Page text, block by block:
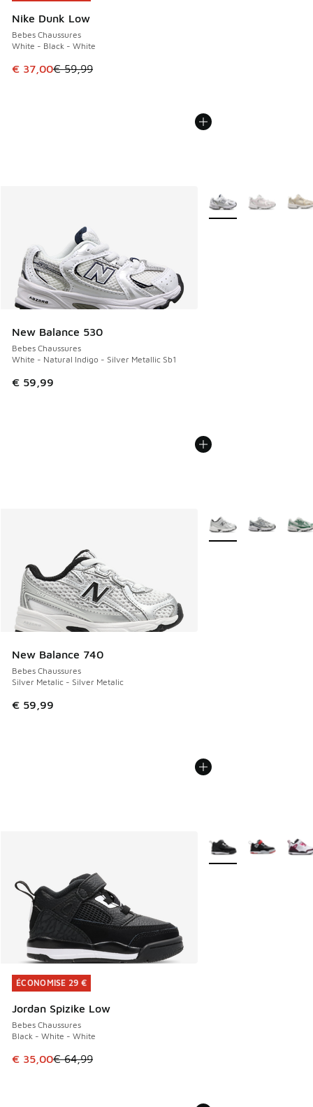
Nike Dunk Low
Bebes Chaussures
White - Black - White
Cet article est en promotion. Prix en baisse de € 59,99 à
€ 37,00€ 59,99
New Balance 530
Bebes Chaussures
White - Natural Indigo - Silver Metallic Sb1
€ 59,99
Plus de couleurs
New Balance 740
Bebes Chaussures
Silver Metalic - Silver Metalic
€ 59,99
Plus de couleurs
ÉCONOMISE 29 €
Jordan Spizike Low
Bebes Chaussures
Black - White - White
Cet article est en promotion. Prix en baisse de € 64,99 à
€ 35,00€ 64,99
ÉCONOMISE 29 €
Plus de couleurs